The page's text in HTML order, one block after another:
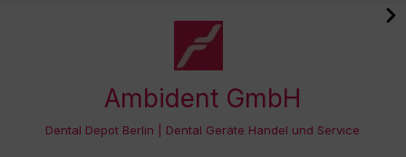
Ambident GmbH
Dental Depot Berlin | Dental Geräte Handel und Service